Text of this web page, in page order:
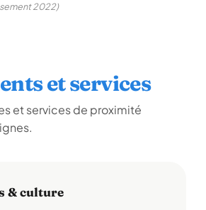
2022)
et services
et services de proximité
& culture